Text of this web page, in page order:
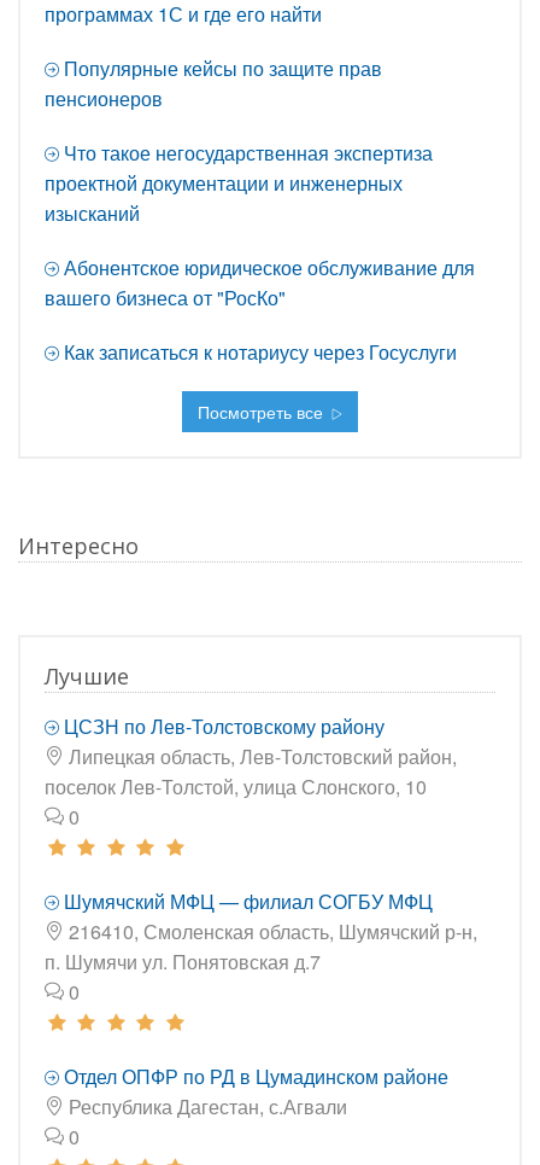
программах 1С и где его найти
Популярные кейсы по защите прав
пенсионеров
Что такое негосударственная экспертиза
проектной документации и инженерных
изысканий
Абонентское юридическое обслуживание для
вашего бизнеса от "РосКо"
Как записаться к нотариусу через Госуслуги
Посмотреть все
Интересно
Лучшие
ЦСЗН по Лев-Толстовскому району
Липецкая область, Лев-Толстовский район,
поселок Лев-Толстой, улица Слонского, 10
0
Шумячский МФЦ — филиал СОГБУ МФЦ
216410, Смоленская область, Шумячский р-н,
п. Шумячи ул. Понятовская д.7
0
Отдел ОПФР по РД в Цумадинском районе
Республика Дагестан, с.Агвали
0